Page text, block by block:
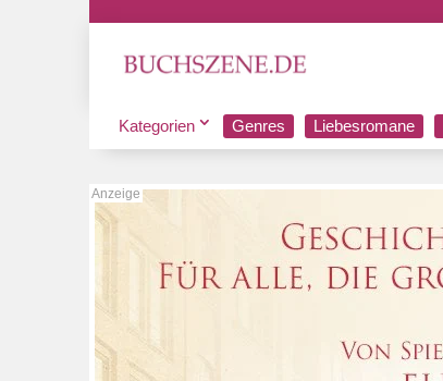
Kategorien Genres Liebesromane